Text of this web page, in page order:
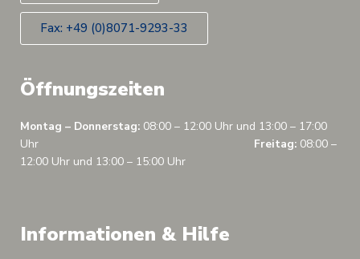
Fax: +49 (0)8071-9293-33
Öffnungszeiten
Montag – Donnerstag: 08:00 – 12:00 Uhr und 13:00 – 17:00
Uhr Freitag: 08:00 –
12:00 Uhr und 13:00 – 15:00 Uhr
Informationen & Hilfe